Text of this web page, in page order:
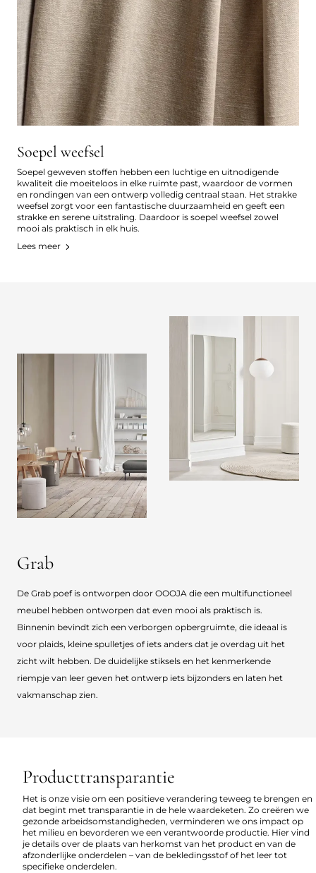
Soepel weefsel
Soepel geweven stoffen hebben een luchtige en uitnodigende
kwaliteit die moeiteloos in elke ruimte past, waardoor de vormen
en rondingen van een ontwerp volledig centraal staan. Het strakke
weefsel zorgt voor een fantastische duurzaamheid en geeft een
strakke en serene uitstraling. Daardoor is soepel weefsel zowel
mooi als praktisch in elk huis.
Lees meer
Grab
De Grab poef is ontworpen door OOOJA die een multifunctioneel
meubel hebben ontworpen dat even mooi als praktisch is.
Binnenin bevindt zich een verborgen opbergruimte, die ideaal is
voor plaids, kleine spulletjes of iets anders dat je overdag uit het
zicht wilt hebben. De duidelijke stiksels en het kenmerkende
riempje van leer geven het ontwerp iets bijzonders en laten het
vakmanschap zien.
Producttransparantie
Het is onze visie om een positieve verandering teweeg te brengen en
dat begint met transparantie in de hele waardeketen. Zo creëren we
gezonde arbeidsomstandigheden, verminderen we ons impact op
het milieu en bevorderen we een verantwoorde productie. Hier vind
je details over de plaats van herkomst van het product en van de
afzonderlijke onderdelen – van de bekledingsstof of het leer tot
specifieke onderdelen.